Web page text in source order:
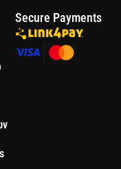
Secure Payments